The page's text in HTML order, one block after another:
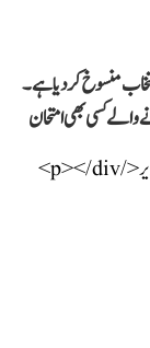
منسوخ کر دیا ہے۔
کسی بھی امتحان